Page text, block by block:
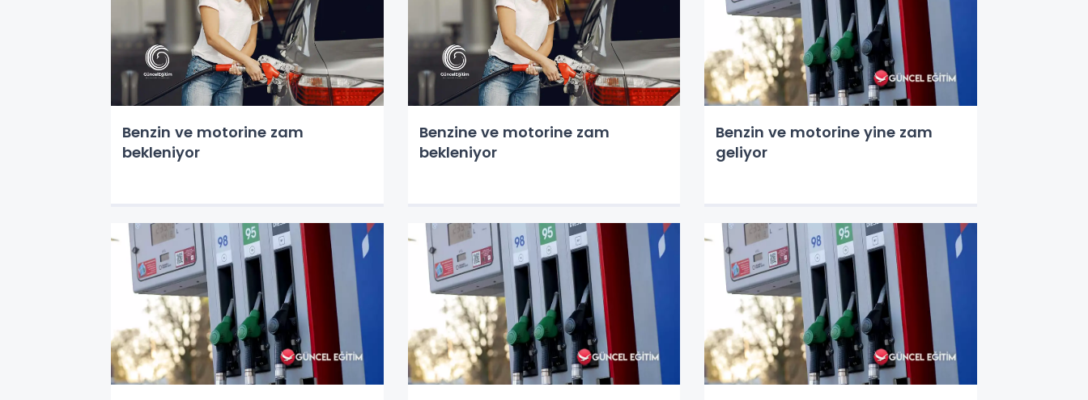
Benzin ve motorine zam
bekleniyor
Benzine ve motorine zam
bekleniyor
Benzin ve motorine yine zam
geliyor